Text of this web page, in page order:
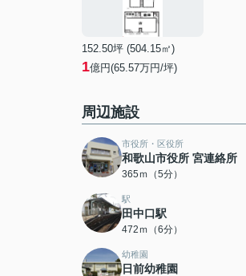
152.50坪 (504.15㎡)
1億円(65.57万円/坪)
周辺施設
市役所・区役所
和歌山市役所 宮連絡所
365ｍ（5分）
駅
田中口駅
472ｍ（6分）
幼稚園
日前幼稚園